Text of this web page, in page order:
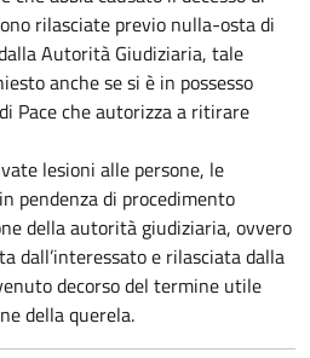
rilasciate previo nulla-osta di
Autorità Giudiziaria, tale
anche se si è in possesso
Pace che autorizza a ritirare
lesioni alle persone, le
pendenza di procedimento
della autorità giudiziaria, ovvero
dall’interessato e rilasciata dalla
decorso del termine utile
della querela.